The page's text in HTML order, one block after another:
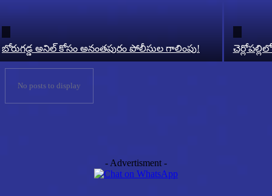
బోరుగడ్డ అనిల్ కోసం అనంతపురం పోలీసుల గాలింపు!
No posts to display
- Advertisment -